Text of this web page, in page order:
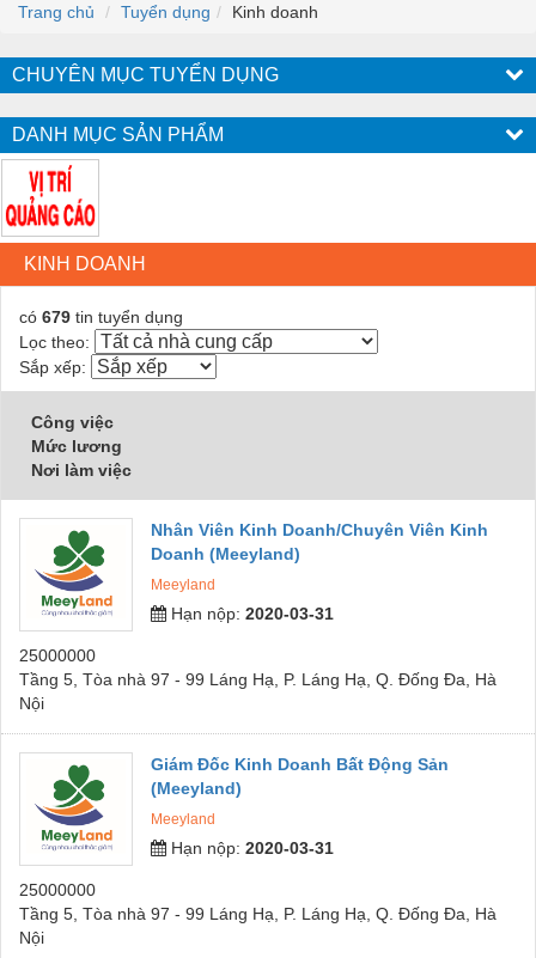
Trang chủ Tuyển dụng Kinh doanh
CHUYÊN MỤC TUYỂN DỤNG
DANH MỤC SẢN PHẨM
KINH DOANH
có 679 tin tuyển dụng
Lọc theo:
Sắp xếp:
Công việc
Mức lương
Nơi làm việc
Nhân Viên Kinh Doanh/Chuyên Viên Kinh
Doanh (Meeyland)
Meeyland
Hạn nộp: 2020-03-31
25000000
Tầng 5, Tòa nhà 97 - 99 Láng Hạ, P. Láng Hạ, Q. Đống Đa, Hà
Nội
Giám Đốc Kinh Doanh Bất Động Sản
(Meeyland)
Meeyland
Hạn nộp: 2020-03-31
25000000
Tầng 5, Tòa nhà 97 - 99 Láng Hạ, P. Láng Hạ, Q. Đống Đa, Hà
Nội